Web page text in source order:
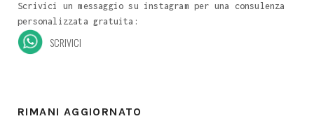
Scrivici un messaggio su instagram per una consulenza
personalizzata gratuita:
SCRIVICI
RIMANI AGGIORNATO